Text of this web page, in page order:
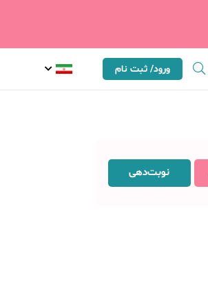
ورود/ ثبت نام
نوبت‌دهی